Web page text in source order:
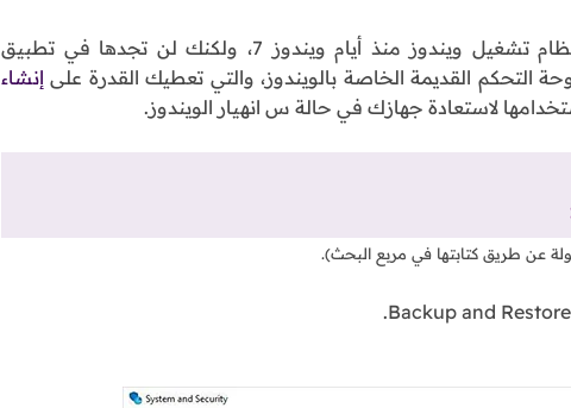
عملية النسخ الاحتياطي والاستعادة موجودة في نظام تشغيل ويندوز منذ أيام ويندوز 7، ولكنك لن تجدها في تطبيق
التحكم القديمة الخاصة بالويندوز، والتي تعطيك القدرة علىإنشاء
لاستعادة جهازك في حالة س انهيار الويندوز.